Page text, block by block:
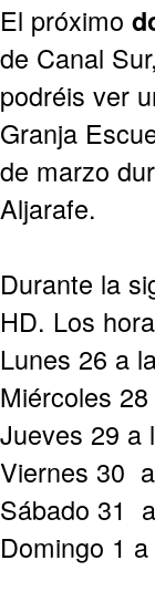
El próximo
de Canal
podréis ver
Granja
de marzo
Aljarafe.
Durante la
HD. Los
Lunes 26 a
Miércoles
Jueves 29 a
Viernes 30
Sábado 31
Domingo 1